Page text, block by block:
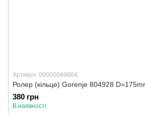
Артикул: 00000049864
Ролер (кільце) Gorenje 804928
380 грн
В наявності